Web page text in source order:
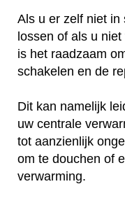
Als u er zelf niet in
lossen of als u
is het raadzaam
schakelen en de
Dit kan namelijk
uw centrale
tot aanzienlijk
om te douchen of
verwarming.